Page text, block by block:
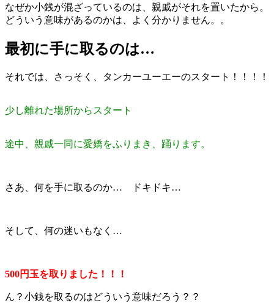
なぜか小銭が混ざっているのは、親戚がそれを置いたから。
どういう意味があるのかは、よく分かりません。。
最初に手に取るのは…
それでは、さっそく、タンカーユーエーのスタート！！！！
少し離れた場所からスタート
途中、親戚一同に愛嬌をふりまき、踊ります。
さあ、何を手に取るのか… ドキドキ…
そして、何の迷いもなく…
500円玉を取りました！！！
ん？小銭を取るのはどういう意味だろう？？